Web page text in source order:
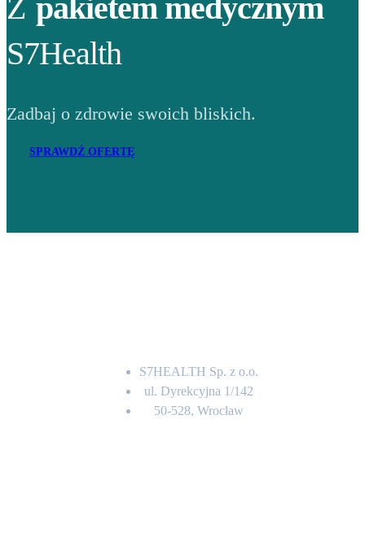
Z pakietem medycznym
S7Health
Zadbaj o zdrowie swoich bliskich.
SPRAWDŹ OFERTĘ
S7HEALTH Sp. z o.o.
ul. Dyrekcyjna 1/142
50-528, Wrocław